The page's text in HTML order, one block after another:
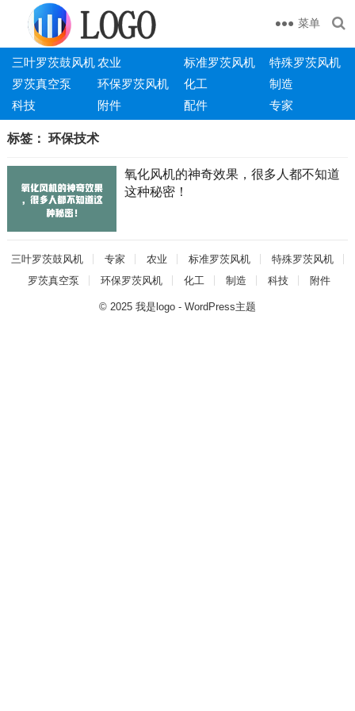
菜单
三叶罗茨鼓风机农业 标准罗茨风机
特殊罗茨风机
罗茨真空泵
环保罗茨风机 化工
制造
科技
附件 配件 专家
标签： 环保技术
氧化风机的神奇效果，很多人都不知道
这种秘密！
三叶罗茨鼓风机 专家 农业 标准罗茨风机
特殊罗茨风机
罗茨真空泵
环保罗茨风机 化工 制造 科技 附件
© 2025 我是logo- WordPress主题